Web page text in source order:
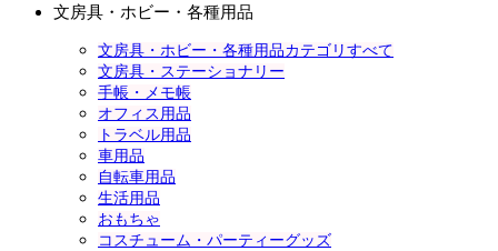
文房具・ホビー・各種用品
文房具・ホビー・各種用品カテゴリすべて
文房具・ステーショナリー
手帳・メモ帳
オフィス用品
トラベル用品
車用品
自転車用品
生活用品
おもちゃ
コスチューム・パーティーグッズ